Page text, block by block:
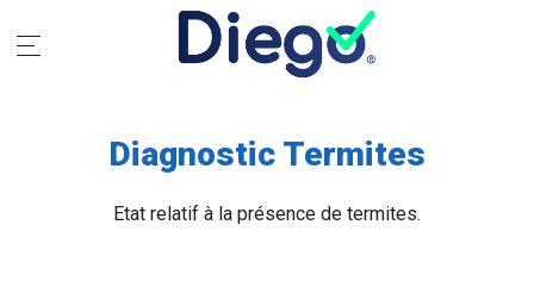
Diagnostic Termites
Etat relatif à la présence de termites.